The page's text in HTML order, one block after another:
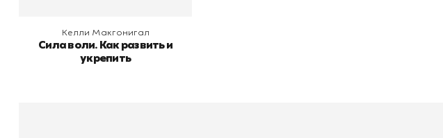
Келли Макгонигал
Сила воли. Как развить и
укрепить